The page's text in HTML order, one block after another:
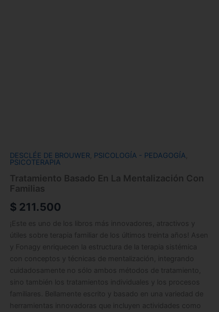
DESCLÉE DE BROUWER PSICOLOGÍA - PEDAGOGÍA
PSICOTERAPIA
Tratamiento Basado En La Mentalización Con
Familias
$ 211.500
¡Este es uno de los libros más innovadores, atractivos y
útiles sobre terapia familiar de los últimos treinta años! Asen
y Fonagy enriquecen la estructura de la terapia sistémica
con conceptos y técnicas de mentalización, integrando
cuidadosamente no sólo ambos métodos de tratamiento,
sino también los tratamientos individuales y los procesos
familiares. Bellamente escrito y basado en una variedad de
herramientas innovadoras que incluyen actividades como